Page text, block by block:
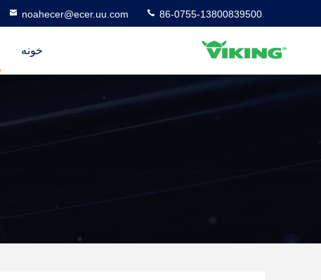
noahecer@ecer.uu.com 86-0755-13800839500
خونه